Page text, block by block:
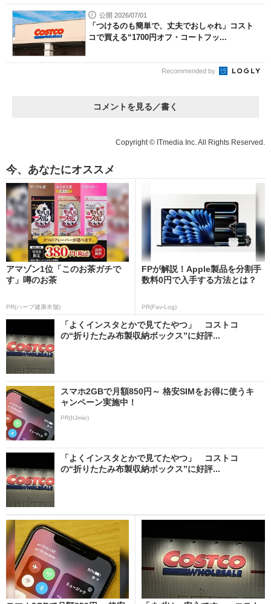
公開 2026/07/01
「つけるのも簡単で、丈夫でおしゃれ」コスト
コで買える“1700円オフ・コートフッ...
Recommended by
コメントを見る／書く
Copyright © ITmedia Inc. All Rights Reserved.
今、あなたにオススメ
アマゾン1位「このお茶ガチで
す」噂のお茶
PR(ハーブ健康本舗)
FPが解説！Apple製品を分割手
数料0円で入手する方法とは？
PR(Fav-Log)
「よくインスタとかで見てたやつ」 コストコ
の“折りたたみ布製収納ボックス”に好評...
スマホ2GBで月額850円～ 格安SIMをお得に使うキ
ャンペーン実施中！
PR(IIJmio)
「よくインスタとかで見てたやつ」 コストコ
の“折りたたみ布製収納ボックス”に好評...